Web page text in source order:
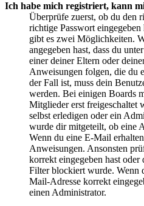
Ich habe mich registriert, kann
Überprüfe zuerst, ob du den
richtige Passwort
gibt es zwei Möglichkeiten.
angegeben hast, dass du
einer deiner Eltern oder
Anweisungen folgen, die du
der Fall ist, muss dein
werden. Bei einigen Boards
Mitglieder erst freigeschaltet
selbst erledigen oder ein
wurde dir mitgeteilt, ob eine
Wenn du eine E-Mail
Anweisungen. Ansonsten
korrekt eingegeben hast
Filter blockiert wurde. Wenn
Mail-Adresse korrekt
einen Administrator.